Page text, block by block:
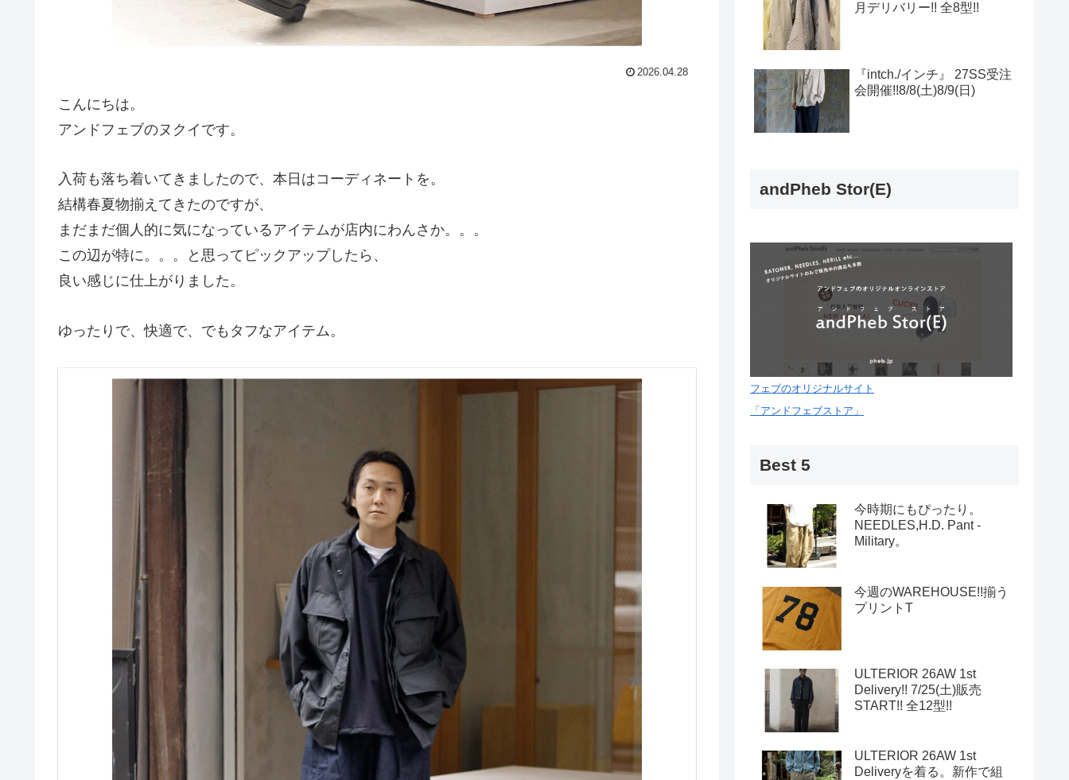
2026.04.28
こんにちは。
アンドフェブのヌクイです。
入荷も落ち着いてきましたので、本日はコーディネートを。
結構春夏物揃えてきたのですが、
まだまだ個人的に気になっているアイテムが店内にわんさか。。。
この辺が特に。。。と思ってピックアップしたら、
良い感じに仕上がりました。
ゆったりで、快適で、でもタフなアイテム。
月デリバリー!! 全8型!!
『intch./インチ』 27SS受注
会開催!!8/8(土)8/9(日)
andPheb Stor(E)
フェブのオリジナルサイト
「アンドフェブストア」
Best 5
今時期にもぴったり。
NEEDLES,H.D. Pant -
Military。
今週のWAREHOUSE!!揃う
プリントT
ULTERIOR 26AW 1st
Delivery!! 7/25(土)販売
START!! 全12型!!
ULTERIOR 26AW 1st
Deliveryを着る。新作で組